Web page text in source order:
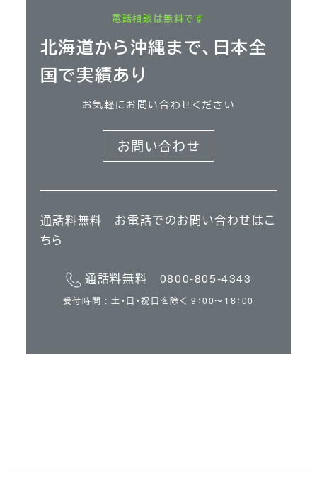
電話相談は無料です
北海道から沖縄まで、日本全
国で実績あり
お気軽にお問い合わせください
お問い合わせ
通話料無料 お電話でのお問い合わせはこ
ちら
通話料無料 0800-805-4343
受付時間 : 土・日・祝日を除く 9：00〜18：00